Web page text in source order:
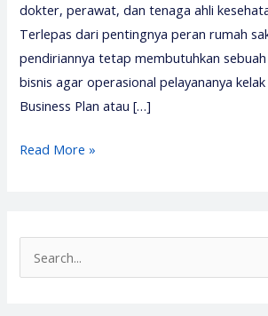
dokter, perawat, dan tenaga ahli
Terlepas dari pentingnya peran rumah
pendiriannya tetap membutuhkan
bisnis agar operasional pelayananya
Business Plan atau […]
Pelatihan
2026
Read More »
e